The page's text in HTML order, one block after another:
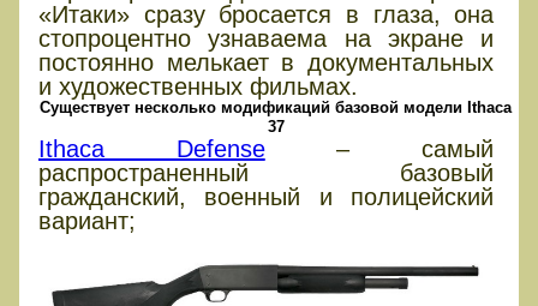
«Итаки» сразу бросается в глаза, она
стопроцентно узнаваема на экране и
постоянно мелькает в документальных
и художественных фильмах.
Существует несколько модификаций базовой модели Ithaca
37
Ithaca Defense– самый
распространенный базовый
гражданский, военный и полицейский
вариант;